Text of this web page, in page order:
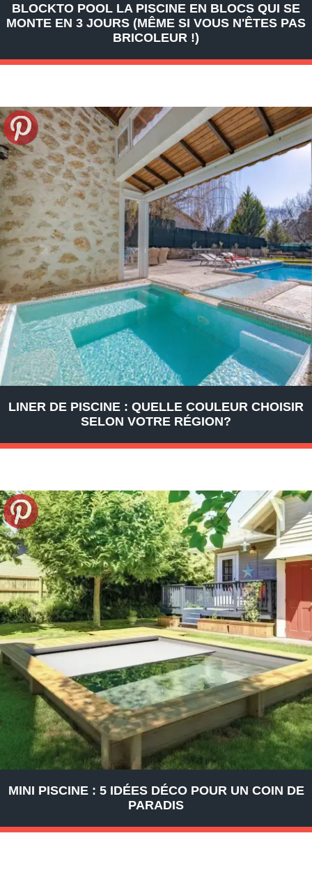
BLOCKTO POOL LA PISCINE EN BLOCS QUI SE
MONTE EN 3 JOURS (MÊME SI VOUS N'ÊTES PAS
BRICOLEUR !)
LINER DE PISCINE : QUELLE COULEUR CHOISIR
SELON VOTRE RÉGION?
MINI PISCINE : 5 IDÉES DÉCO POUR UN COIN DE
PARADIS